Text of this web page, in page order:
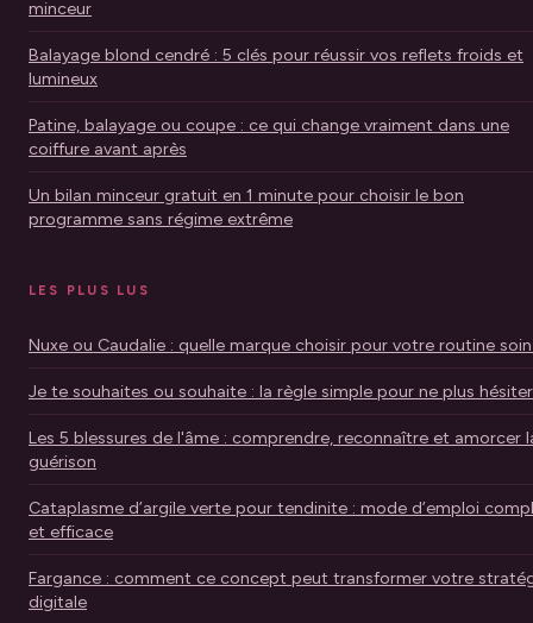
minceur
Balayage blond cendré : 5 clés pour réussir vos reflets froids et
lumineux
Patine, balayage ou coupe : ce qui change vraiment dans une
coiffure avant après
Un bilan minceur gratuit en 1 minute pour choisir le bon
programme sans régime extrême
LES PLUS LUS
Nuxe ou Caudalie : quelle marque choisir pour votre routine
Je te souhaites ou souhaite : la règle simple pour ne plus hésiter
Les 5 blessures de l'âme : comprendre, reconnaître et amorcer
guérison
Cataplasme d’argile verte pour tendinite : mode d’emploi
et efficace
Fargance : comment ce concept peut transformer votre
digitale